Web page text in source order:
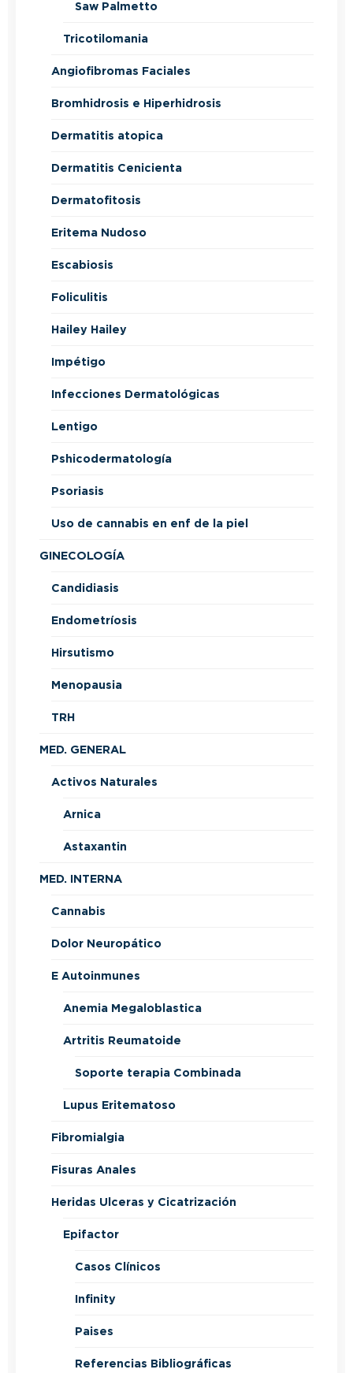
Saw Palmetto
Tricotilomania
Angiofibromas Faciales
Bromhidrosis e Hiperhidrosis
Dermatitis atopica
Dermatitis Cenicienta
Dermatofitosis
Eritema Nudoso
Escabiosis
Foliculitis
Hailey Hailey
Impétigo
Infecciones Dermatológicas
Lentigo
Pshicodermatología
Psoriasis
Uso de cannabis en enf de la piel
GINECOLOGÍA
Candidiasis
Endometríosis
Hirsutismo
Menopausia
TRH
MED. GENERAL
Activos Naturales
Arnica
Astaxantin
MED. INTERNA
Cannabis
Dolor Neuropático
E Autoinmunes
Anemia Megaloblastica
Artritis Reumatoide
Soporte terapia Combinada
Lupus Eritematoso
Fibromialgia
Fisuras Anales
Heridas Ulceras y Cicatrización
Epifactor
Casos Clínicos
Infinity
Paises
Referencias Bibliográficas